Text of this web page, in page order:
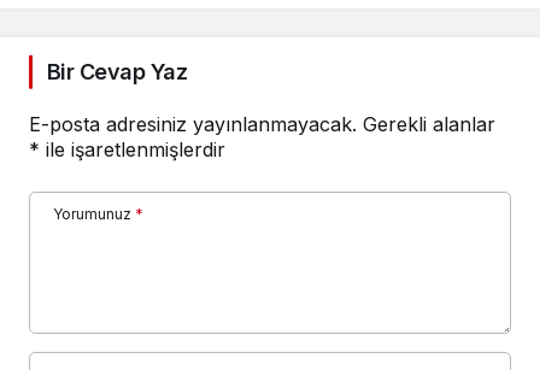
Bir Cevap Yaz
E-posta adresiniz yayınlanmayacak. Gerekli alanlar
* ile işaretlenmişlerdir
Yorumunuz *